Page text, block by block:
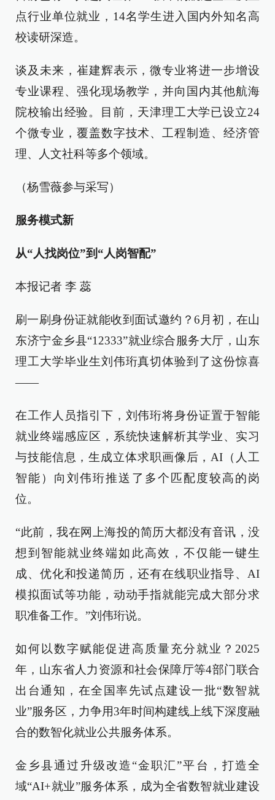
点行业单位就业，14名学生进入国内外知名高
校读研深造。
谈及未来，崔建辉表示，微专业将进一步增设
专业课程、强化现场教学，并向国内其他航海
院校输出经验。目前，天津理工大学已设立24
个微专业，覆盖数字技术、工程制造、经济管
理、人文社科等多个领域。
（杨雪薇参与采写）
服务模式新
从“人找岗位”到“人岗智配”
本报记者 李 蕊
刷一刷身份证就能收到面试邀约？6月初，在山
东济宁金乡县“12333”就业综合服务大厅，山东
理工大学毕业生刘伟珩真切体验到了这份惊喜
——
在工作人员指引下，刘伟珩将身份证置于智能
就业终端感应区，系统快速解析其学业、实习
与技能信息，生成立体求职画像后，AI（人工
智能）向刘伟珩推送了多个匹配度较高的岗
位。
“此前，我在网上海投的简历大都没有音讯，没
想到智能就业终端如此高效，不仅能一键生
成、优化和投递简历，还有在线职业指导、AI
模拟面试等功能，动动手指就能完成大部分求
职准备工作。”刘伟珩说。
如何以数字赋能促进高质量充分就业？2025
年，山东省人力资源和社会保障厅等4部门联合
出台通知，在全国率先试点建设一批“数智就
业”服务区，力争用3年时间构建线上线下深度融
合的数智化就业公共服务体系。
金乡县通过升级改造“金职汇”平台，打造全
域“AI+就业”服务体系，成为全省数智就业建设